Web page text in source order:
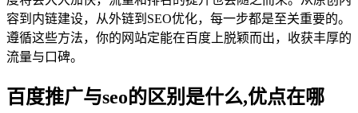
容到内链建设，从外链到SEO优化，每一步都是至关重要的。
遵循这些方法，你的网站定能在百度上脱颖而出，收获丰厚的
流量与口碑。
百度推广与seo的区别是什么,优点在哪